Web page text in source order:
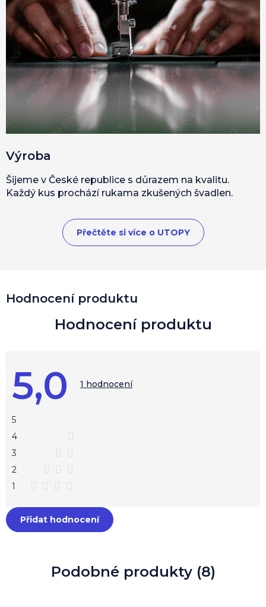
Podobné produkty (8)
Hodnocení produktu
5,0 hodnocení
produktu
1 hodnocení
5
4
3
2
1
Přidat hodnocení
V
e
Výroba
Šijeme v České republice s důrazem na kvalitu.
Každý kus prochází rukama zkušených švadlen.
Přečtěte si více o UTOPY